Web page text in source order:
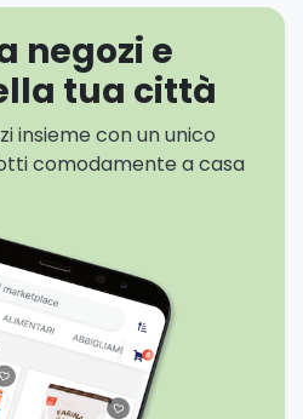
negozi e
tua città
insieme con un unico
comodamente a casa